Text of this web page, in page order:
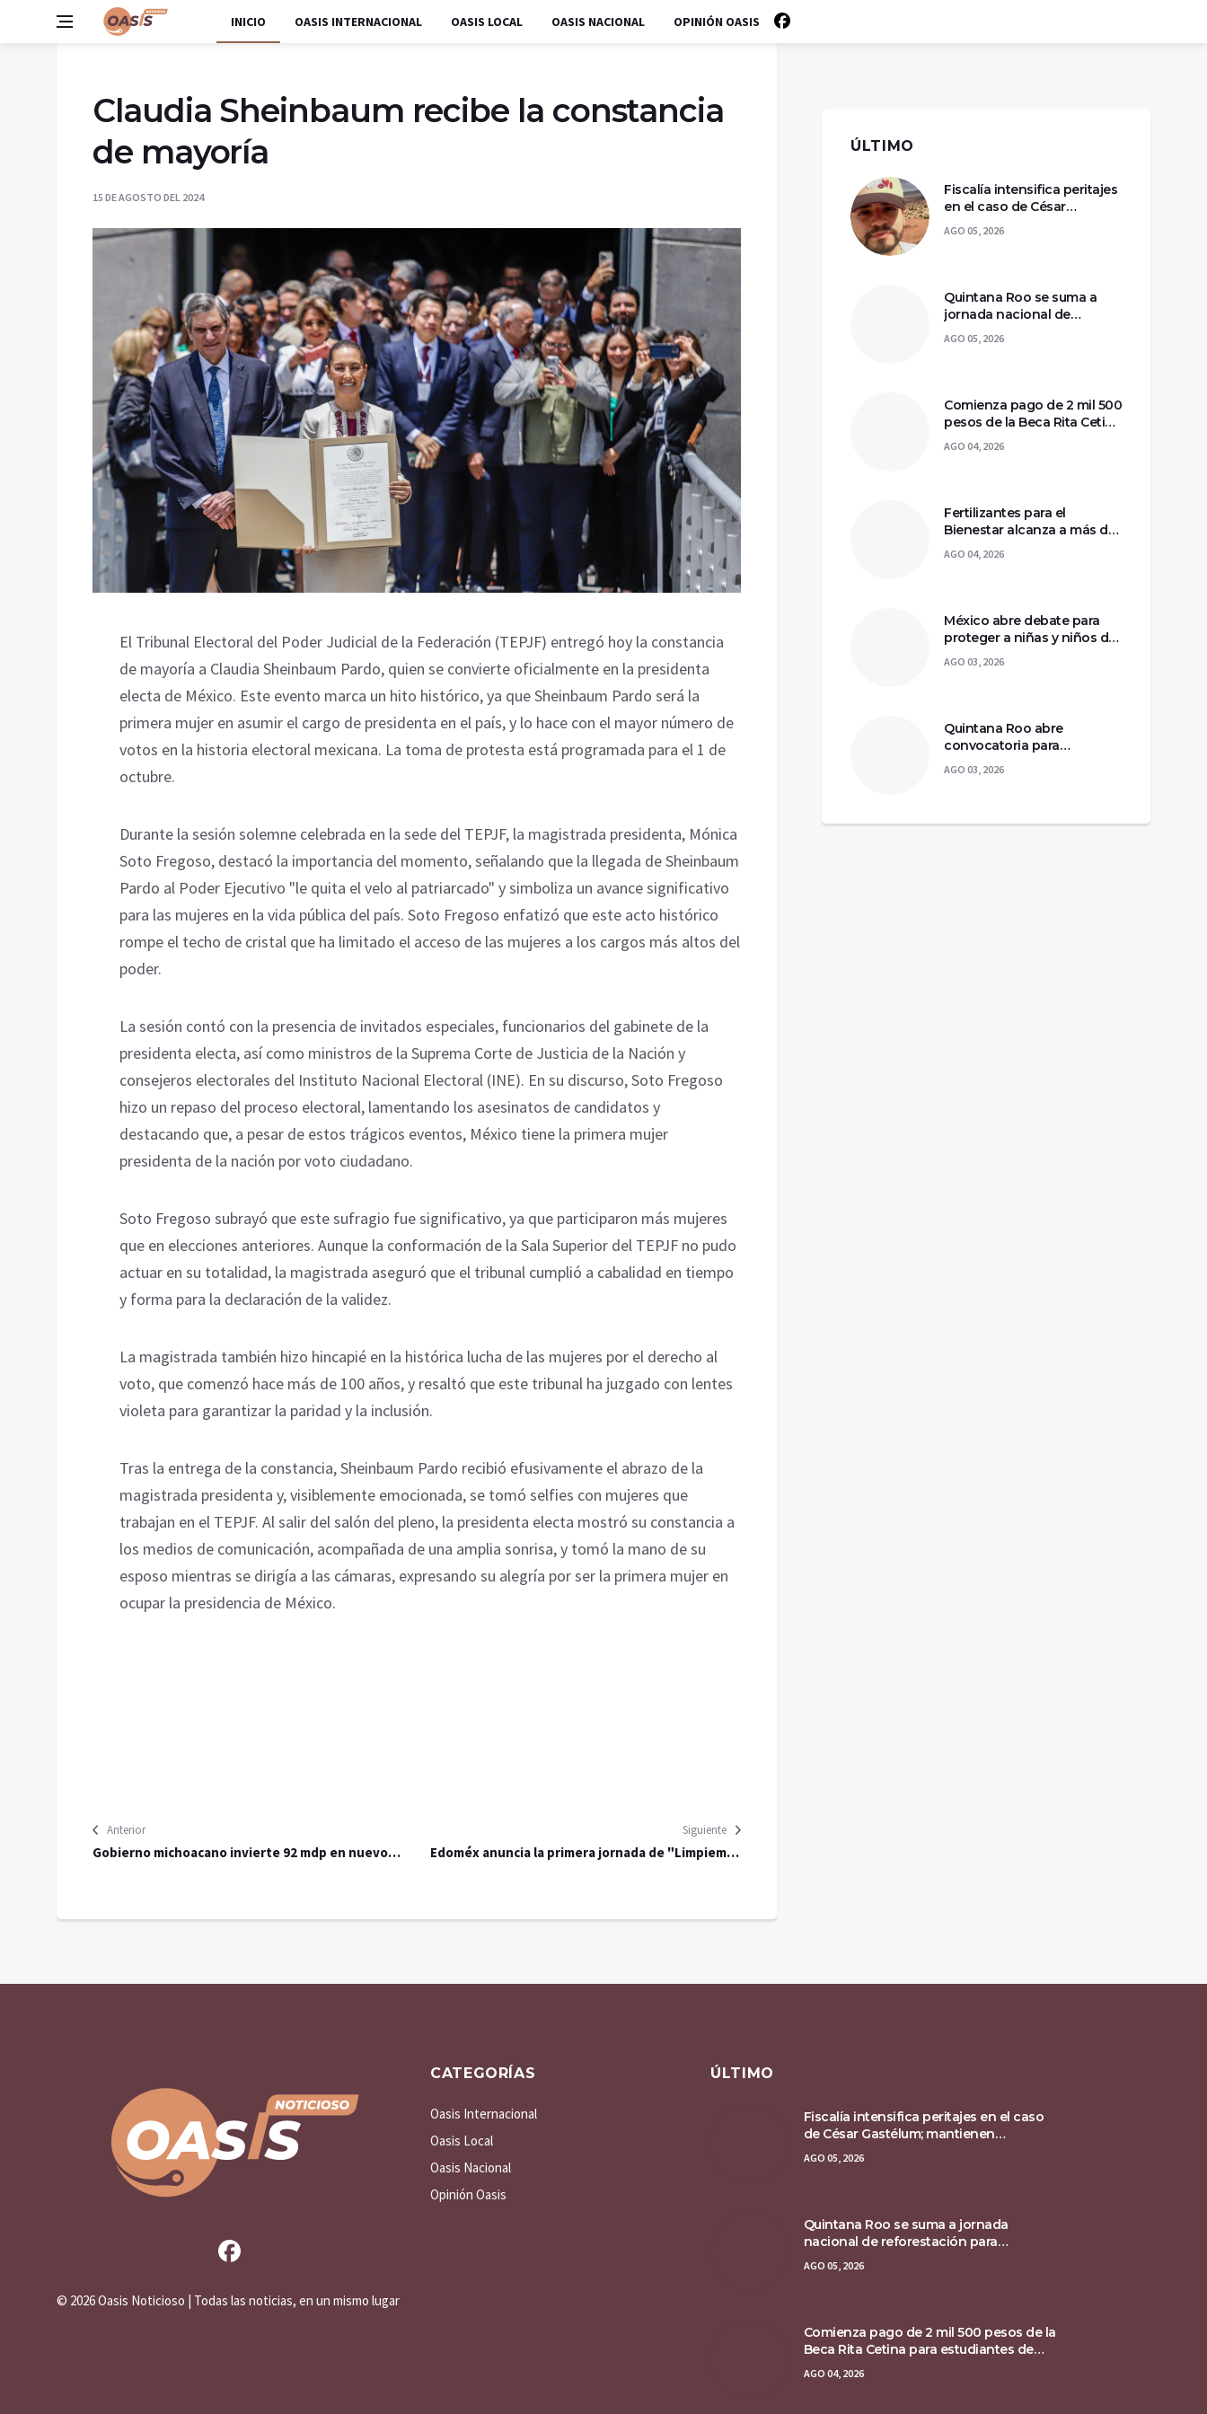
INICIO OASIS INTERNACIONAL OASIS LOCAL OASIS NACIONAL OPINIÓN OASIS
Claudia Sheinbaum recibe la constancia
de mayoría
15 DE AGOSTO DEL 2024
El Tribunal Electoral del Poder Judicial de la Federación (TEPJF) entregó hoy la constancia
de mayoría a Claudia Sheinbaum Pardo, quien se convierte oficialmente en la presidenta
electa de México. Este evento marca un hito histórico, ya que Sheinbaum Pardo será la
primera mujer en asumir el cargo de presidenta en el país, y lo hace con el mayor número de
votos en la historia electoral mexicana. La toma de protesta está programada para el 1 de
octubre.
Durante la sesión solemne celebrada en la sede del TEPJF, la magistrada presidenta, Mónica
Soto Fregoso, destacó la importancia del momento, señalando que la llegada de Sheinbaum
Pardo al Poder Ejecutivo "le quita el velo al patriarcado" y simboliza un avance significativo
para las mujeres en la vida pública del país. Soto Fregoso enfatizó que este acto histórico
rompe el techo de cristal que ha limitado el acceso de las mujeres a los cargos más altos del
poder.
La sesión contó con la presencia de invitados especiales, funcionarios del gabinete de la
presidenta electa, así como ministros de la Suprema Corte de Justicia de la Nación y
consejeros electorales del Instituto Nacional Electoral (INE). En su discurso, Soto Fregoso
hizo un repaso del proceso electoral, lamentando los asesinatos de candidatos y
destacando que, a pesar de estos trágicos eventos, México tiene la primera mujer
presidenta de la nación por voto ciudadano.
Soto Fregoso subrayó que este sufragio fue significativo, ya que participaron más mujeres
que en elecciones anteriores. Aunque la conformación de la Sala Superior del TEPJF no pudo
actuar en su totalidad, la magistrada aseguró que el tribunal cumplió a cabalidad en tiempo
y forma para la declaración de la validez.
La magistrada también hizo hincapié en la histórica lucha de las mujeres por el derecho al
voto, que comenzó hace más de 100 años, y resaltó que este tribunal ha juzgado con lentes
violeta para garantizar la paridad y la inclusión.
Tras la entrega de la constancia, Sheinbaum Pardo recibió efusivamente el abrazo de la
magistrada presidenta y, visiblemente emocionada, se tomó selfies con mujeres que
trabajan en el TEPJF. Al salir del salón del pleno, la presidenta electa mostró su constancia a
los medios de comunicación, acompañada de una amplia sonrisa, y tomó la mano de su
esposo mientras se dirigía a las cámaras, expresando su alegría por ser la primera mujer en
ocupar la presidencia de México.
Anterior
Gobierno michoacano invierte 92 mdp en nuevo
Siguiente
Edoméx anuncia la primera jornada de "Limpiemos
ÚLTIMO
Fiscalía intensifica peritajes
en el caso de César
Gastélum; mantienen
asegurada la escena del
AGO 05, 2026
Quintana Roo se suma a
jornada nacional de
reforestación para
recuperar ecosistemas del
AGO 05, 2026
Comienza pago de 2 mil 500
pesos de la Beca Rita Cetina
para estudiantes de
primaria
AGO 04, 2026
Fertilizantes para el
Bienestar alcanza a más de
2 millones de productores
en México
AGO 04, 2026
México abre debate para
proteger a niñas y niños de
los riesgos en redes
sociales
AGO 03, 2026
Quintana Roo abre
convocatoria para
capacitar a 10 mil mujeres y
fortalecer su autonomía
AGO 03, 2026
© 2026 Oasis Noticioso | Todas las noticias, en un mismo lugar
CATEGORÍAS
Oasis Internacional
Oasis Local
Oasis Nacional
Opinión Oasis
ÚLTIMO
Fiscalía intensifica peritajes en el caso
de César Gastélum; mantienen
asegurada la escena del crimen
AGO 05, 2026
Quintana Roo se suma a jornada
nacional de reforestación para
recuperar ecosistemas del sur
AGO 05, 2026
Comienza pago de 2 mil 500 pesos de la
Beca Rita Cetina para estudiantes de
primaria
AGO 04, 2026